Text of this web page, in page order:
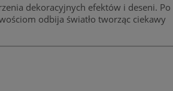
dekoracyjnych efektów i deseni. Po
odbija światło tworząc ciekawy